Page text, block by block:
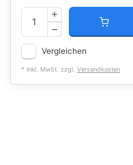
Vergleichen
* Inkl. MwSt. zzgl. Versandkosten